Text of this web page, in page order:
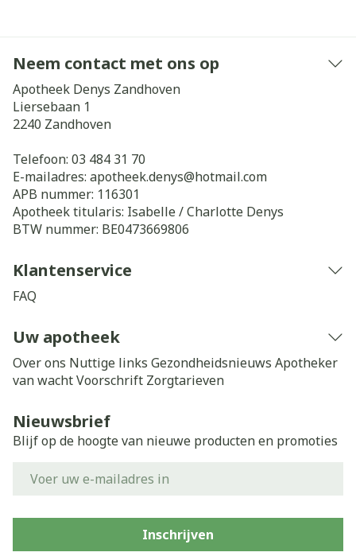
Neem contact met ons op
Apotheek Denys Zandhoven
Liersebaan 1
2240 Zandhoven
Telefoon: 03 484 31 70
E-mailadres: apotheek.denys@hotmail.com
APB nummer: 116301
Apotheek titularis: Isabelle / Charlotte Denys
BTW nummer: BE0473669806
Klantenservice
FAQ
Uw apotheek
Over ons Nuttige links Gezondheidsnieuws Apotheker
van wachtVoorschrift Zorgtarieven
Nieuwsbrief
Blijf op de hoogte van nieuwe producten en promoties
Inschrijven